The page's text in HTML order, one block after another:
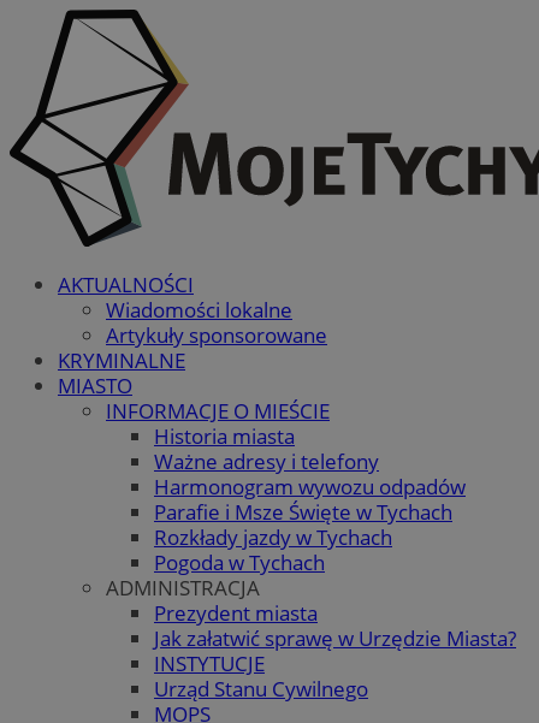
AKTUALNOŚCI
Wiadomości lokalne
Artykuły sponsorowane
KRYMINALNE
MIASTO
INFORMACJE O MIEŚCIE
Historia miasta
Ważne adresy i telefony
Harmonogram wywozu odpadów
Parafie i Msze Święte w Tychach
Rozkłady jazdy w Tychach
Pogoda w Tychach
ADMINISTRACJA
Prezydent miasta
Jak załatwić sprawę w Urzędzie Miasta?
INSTYTUCJE
Urząd Stanu Cywilnego
MOPS